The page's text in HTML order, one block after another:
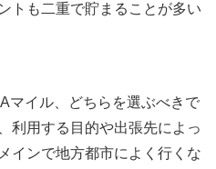
トも二重で貯まることが多い
マイル、どちらを選ぶべきで
利用する目的や出張先によっ
インで地方都市によく行くな